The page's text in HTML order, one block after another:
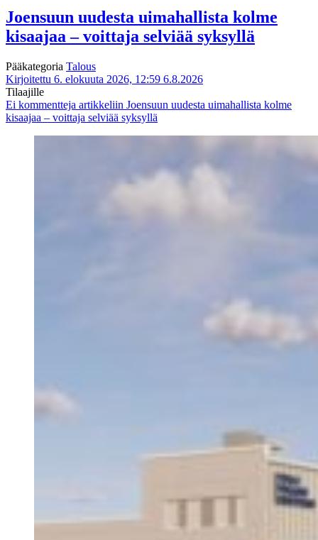
Joensuun uudesta uimahallista kolme
kisaajaa – voittaja selviää syksyllä
Pääkategoria Talous
Kirjoitettu 6. elokuuta 2026, 12:59 6.8.2026
Tilaajille
Ei kommentteja artikkeliin Joensuun uudesta uimahallista kolme
kisaajaa – voittaja selviää syksyllä